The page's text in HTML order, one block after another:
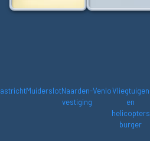
MuiderslotNaarden-
vestiging
VenloVliegtuigen
en
helicopters
burger